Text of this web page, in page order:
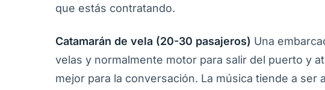
que estás contratando.
Catamarán de vela (20-30 pasajeros) Una
velas y normalmente motor para salir del puerto y
mejor para la conversación. La música tiende a ser